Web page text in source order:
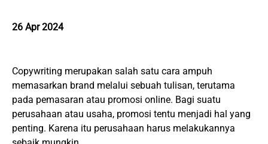
26 Apr 2024
Copywriting merupakan salah satu cara ampuh
memasarkan brand melalui sebuah tulisan, terutama
pada pemasaran atau promosi online. Bagi suatu
perusahaan atau usaha, promosi tentu menjadi hal yang
penting. Karena itu perusahaan harus melakukannya